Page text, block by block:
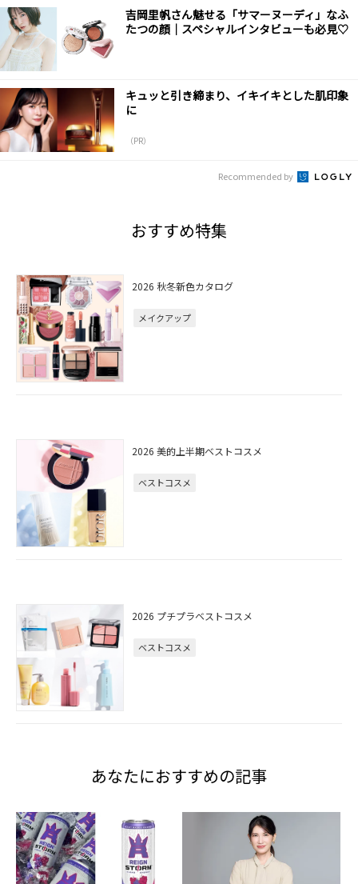
吉岡里帆さん魅せる「サマーヌーディ」なふ
たつの顔｜スペシャルインタビューも必見♡
キュッと引き締まり、イキイキとした肌印象
に
（PR）
Recommended by
おすすめ特集
2026 秋冬新色カタログ
メイクアップ
2026 美的上半期ベストコスメ
ベストコスメ
2026 プチプラベストコスメ
ベストコスメ
あなたにおすすめの記事